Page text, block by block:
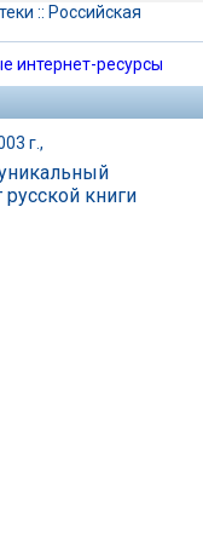
:: Российская
интернет-ресурсы
г.,
книги